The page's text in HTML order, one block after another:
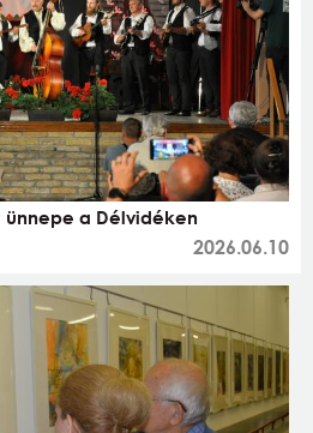
a Délvidéken
2026.06.10